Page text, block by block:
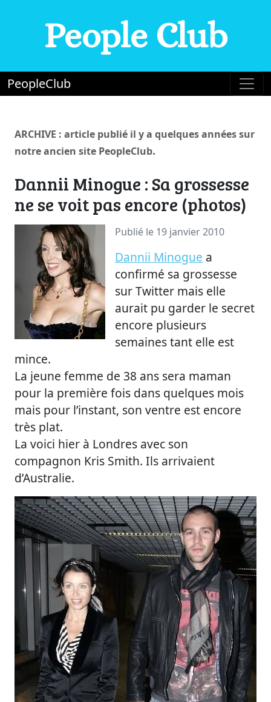
People Club
PeopleClub
ARCHIVE : article publié il y a quelques années sur
notre ancien site PeopleClub.
Dannii Minogue : Sa grossesse
ne se voit pas encore (photos)
Publié le 19 janvier 2010
Dannii Minogue a
confirmé sa grossesse
sur Twitter mais elle
aurait pu garder le secret
encore plusieurs
semaines tant elle est
mince.
La jeune femme de 38 ans sera maman
pour la première fois dans quelques mois
mais pour l’instant, son ventre est encore
très plat.
La voici hier à Londres avec son
compagnon Kris Smith. Ils arrivaient
d’Australie.